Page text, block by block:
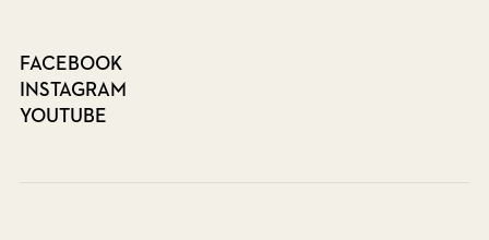
FACEBOOK
INSTAGRAM
YOUTUBE